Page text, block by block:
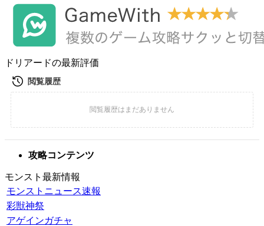
ドリアードの最新評価
攻略コンテンツ
モンスト最新情報
モンストニュース速報
彩獣神祭
アゲインガチャ